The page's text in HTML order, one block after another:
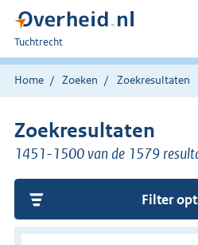
U
bent
hier:
Tuchtrecht
Home Zoeken Zoekresultaten
Zoekresultaten
1451-1500 van de 1579
Filter